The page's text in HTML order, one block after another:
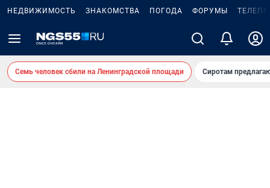
НЕДВИЖИМОСТЬ ЗНАКОМСТВА ПОГОДА ФОРУМЫ
Семь человек сбили на Ленинградской площади Сиротам